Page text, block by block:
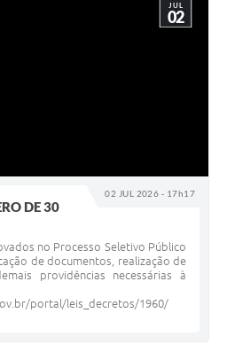
02 JUL 2026 - 17h17
JUL
02
DE 30
no Processo Seletivo Público
de documentos, realização de
providências necessárias à
portal/leis_decretos/1960/